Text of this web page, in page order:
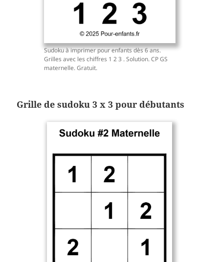
Sudoku à imprimer pour enfants dès 6 ans.
Grilles avec les chiffres 1 2 3 . Solution. CP GS
maternelle. Gratuit.
Grille de sudoku 3 x 3 pour débutants